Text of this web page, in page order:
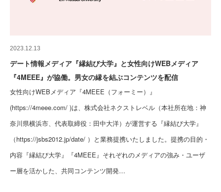
2023.12.13
デート情報メディア『縁結び大学』と女性向けWEBメディア
『4MEEE』が協働。男女の縁を結ぶコンテンツを配信
女性向けWEBメディア『4MEEE（フォーミー）』
(https://4meee.com/ )は、株式会社ネクストレベル（本社所在地：神
奈川県横浜市、代表取締役：田中大洋）が運営する『縁結び大学』
（https://jsbs2012.jp/date/ ）と業務提携いたしました。提携の目的・
内容『縁結び大学』『4MEEE』それぞれのメディアの強み・ユーザ
ー層を活かした、共同コンテンツ開発…